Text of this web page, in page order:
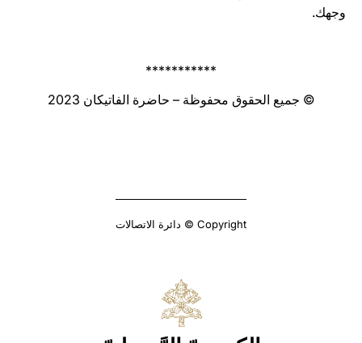
وجهك.
***********
© جميع الحقوق محفوظة – حاضرة الفاتيكان 2023
Copyright © دائرة الاتصالات